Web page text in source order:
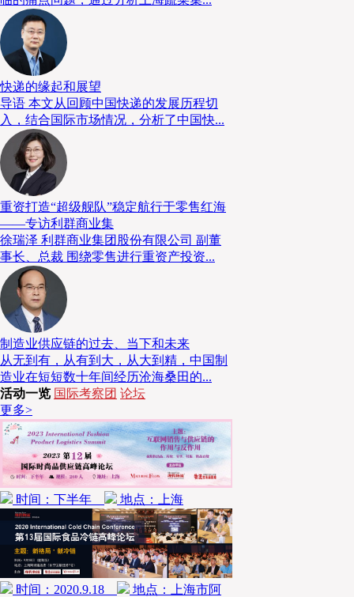
微型履约中心方案实际上可以应用于众多细分市场
发展的零售领域的应用值得特别关注。事实证明，微
履约任务的理想解决方案。
02
灵活高效的物流系统：
AutoStore密集存储拣选系统
其中，AutoStore系统是关键技术之一。
拣选站台、网格式货架、料箱、控制系统五大模块组
最高的自动化系统，适用于小件物品的存储与货到人
扩展的模块化设计，兼具高存储密度与高灵活性。
中，运行节能环保。
利用机器人和料箱结合的方式进行小件订单的快速
下堆叠，单个料箱中还可以分格，进行多个SKU的
温及冷藏环境。
快递的缘起和展望
导语 本文从回顾中国快递的发展历程切
入，结合国际市场情况，分析了中国快...
重资打造“超级舰队”稳定航行于零售红海
——专访利群商业集
徐瑞泽 利群商业集团股份有限公司 副董
事长、总裁 围绕零售进行重资产投资...
制造业供应链的过去、当下和未来
从无到有，从有到大，从大到精，中国制
造业在短短数十年间经历沧海桑田的...
活动一览 国际考察团 论坛
更多>
时间：下半年 地点：上海
时间：2020.9.18
地点：上海市阿